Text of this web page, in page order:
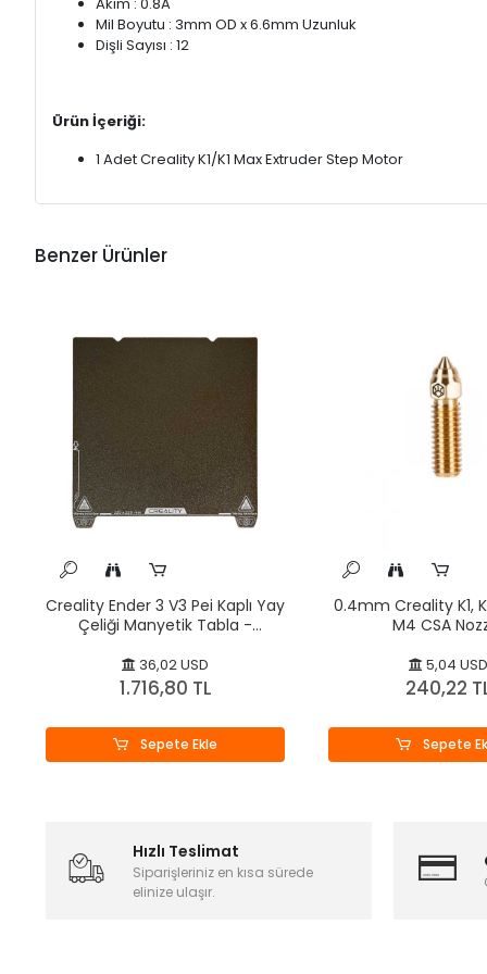
Mil Boyutu : 3mm OD x 6.6mm Uzunluk
Dişli Sayısı : 12
Ürün İçeriği:
1 Adet Creality K1/K1 Max Extruder Step Motor
Benzer Ürünler
Creality Ender 3 V3 Pei Kaplı Yay
Çeliği Manyetik Tabla -
36,02 USD
1.716,80 TL
Sepete Ekle
0.4mm Creality K1,
M4 CSA
5,04 USD
240,22
Sepete
Hızlı Teslimat
Siparişleriniz en kısa sürede
elinize ulaşır.